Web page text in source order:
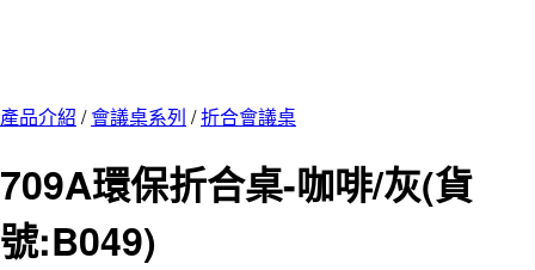
產品介紹 /會議桌系列 /折合會議桌
709A環保折合桌-咖啡/灰(貨
號:B049)